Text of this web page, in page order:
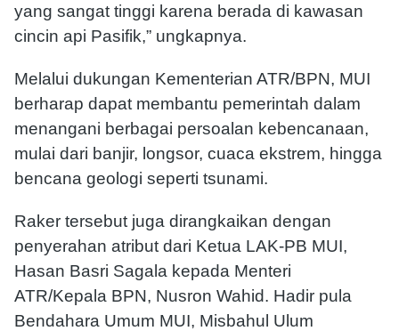
yang sangat tinggi karena berada di kawasan
cincin api Pasifik,” ungkapnya.
Melalui dukungan Kementerian ATR/BPN, MUI
berharap dapat membantu pemerintah dalam
menangani berbagai persoalan kebencanaan,
mulai dari banjir, longsor, cuaca ekstrem, hingga
bencana geologi seperti tsunami.
Raker tersebut juga dirangkaikan dengan
penyerahan atribut dari Ketua LAK-PB MUI,
Hasan Basri Sagala kepada Menteri
ATR/Kepala BPN, Nusron Wahid. Hadir pula
Bendahara Umum MUI, Misbahul Ulum